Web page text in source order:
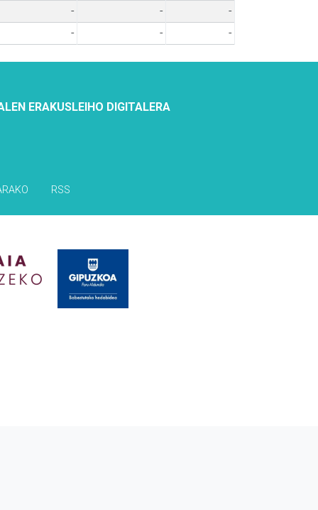
- -
-
- - -
ERAKUSLEIHO DIGITALERA
RSS